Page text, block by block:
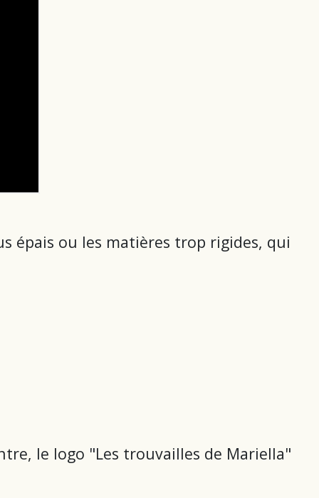
épais ou les matières trop rigides, qui
le logo "Les trouvailles de Mariella"